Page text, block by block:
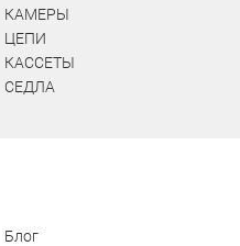
КАМЕРЫ
ЦЕПИ
КАССЕТЫ
СЕДЛА
Блог